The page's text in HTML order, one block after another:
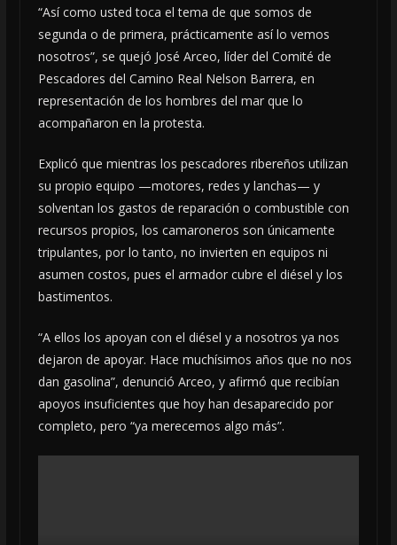
“Así como usted toca el tema de que somos de
segunda o de primera, prácticamente así lo vemos
nosotros”, se quejó José Arceo, líder del Comité de
Pescadores del Camino Real Nelson Barrera, en
representación de los hombres del mar que lo
acompañaron en la protesta.
Explicó que mientras los pescadores ribereños utilizan
su propio equipo —motores, redes y lanchas— y
solventan los gastos de reparación o combustible con
recursos propios, los camaroneros son únicamente
tripulantes, por lo tanto, no invierten en equipos ni
asumen costos, pues el armador cubre el diésel y los
bastimentos.
“A ellos los apoyan con el diésel y a nosotros ya nos
dejaron de apoyar. Hace muchísimos años que no nos
dan gasolina”, denunció Arceo, y afirmó que recibían
apoyos insuficientes que hoy han desaparecido por
completo, pero “ya merecemos algo más”.